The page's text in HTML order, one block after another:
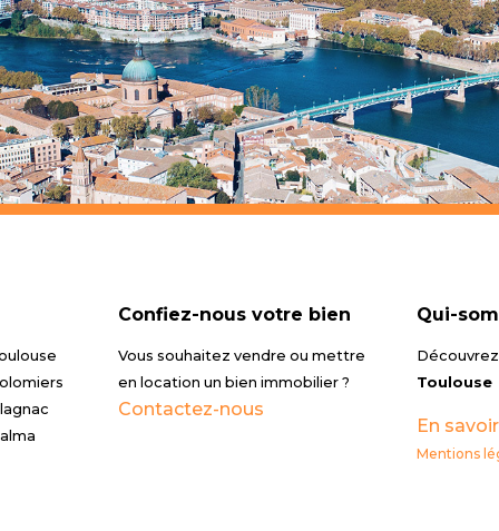
Confiez-nous votre bien
Vous souhaitez vendre ou mettre
en location un bien immobilier ?
Contactez-nous
Qui-
Toulouse
En
Mentions